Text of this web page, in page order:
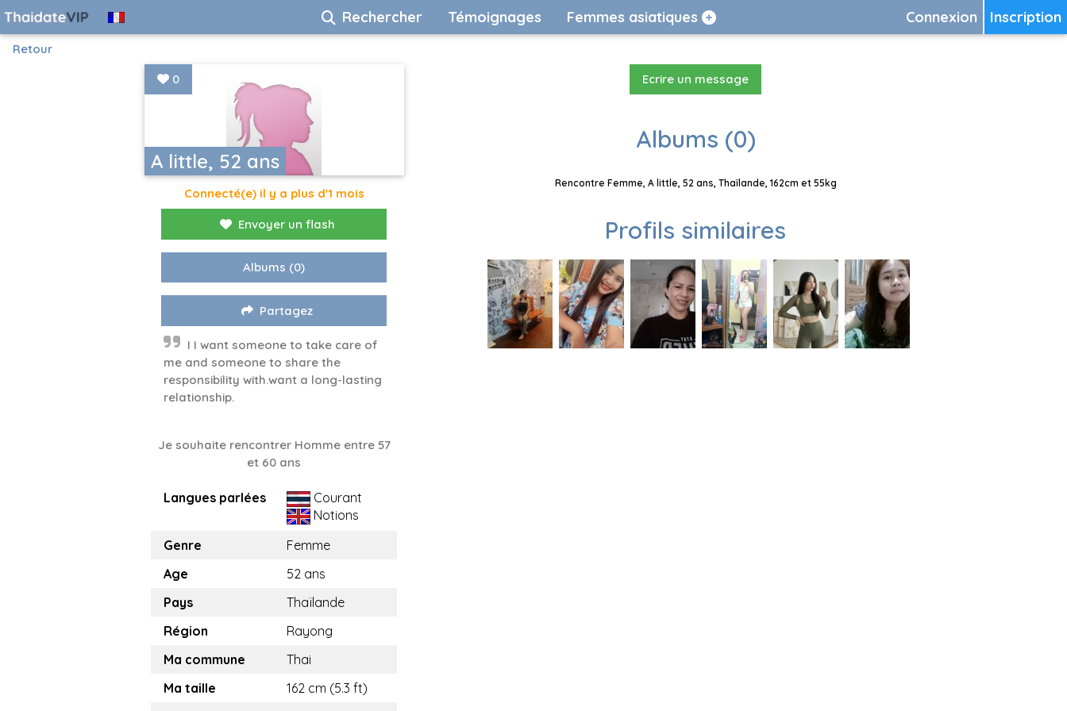
Inscription
Connexion
Rechercher Témoignages Femmes asiatiques
Retour
A little, 52 ans
0
Connecté(e) il y a plus d'1 mois
Envoyer un flash
Albums (0)
Partagez
I I want someone to take care of
me and someone to share the
responsibility with.want a long-lasting
relationship.
Je souhaite rencontrer Homme entre 57
et 60 ans
Langues parlées
Courant
Notions
Genre
Femme
Age
52 ans
Pays
Thaïlande
Région
Rayong
Ma commune
Thai
Ma taille
162 cm (5.3 ft)
Ecrire un message
Albums (0)
Rencontre Femme, A little, 52 ans, Thaïlande, 162cm et 55kg
Profils similaires